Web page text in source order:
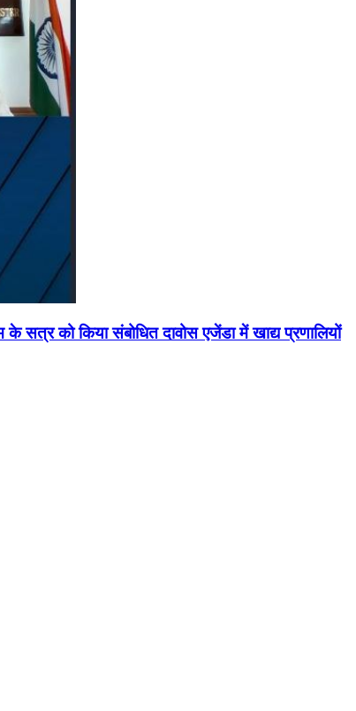
सत्र को किया संबोधित दावोस एजेंडा में खाद्य प्रणालियों